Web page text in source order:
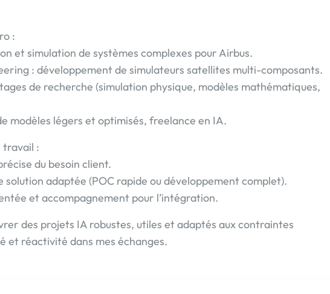
:
et simulation de systèmes complexes pour Airbus.
: développement de simulateurs satellites multi-composants.
de recherche (simulation physique, modèles mathématiques,
modèles légers et optimisés, freelance en IA.
travail :
du besoin client.
solution adaptée (POC rapide ou développement complet).
et accompagnement pour l’intégration.
des projets IA robustes, utiles et adaptés aux contraintes
et réactivité dans mes échanges.